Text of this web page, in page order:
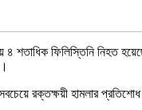
৪ শতাধিক ফিলিস্তিনি নিহত
সবচেয়ে রক্তক্ষয়ী হামলার